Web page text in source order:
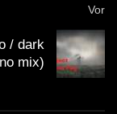
Vor
/ dark
mix)